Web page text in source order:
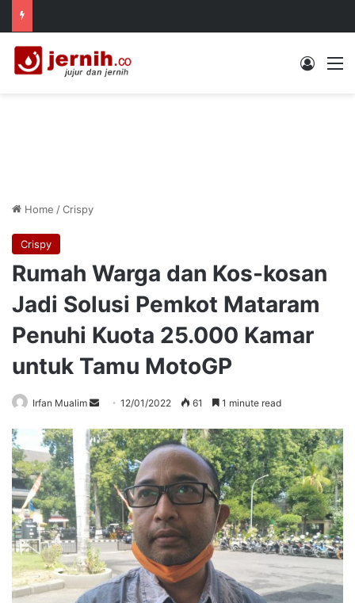
Log In
Home /Crispy
Crispy
Rumah Warga dan Kos-kosan
Jadi Solusi Pemkot Mataram
Penuhi Kuota 25.000 Kamar
untuk Tamu MotoGP
Irfan Mualim
Send
email
12/01/2022 61 1 minute read